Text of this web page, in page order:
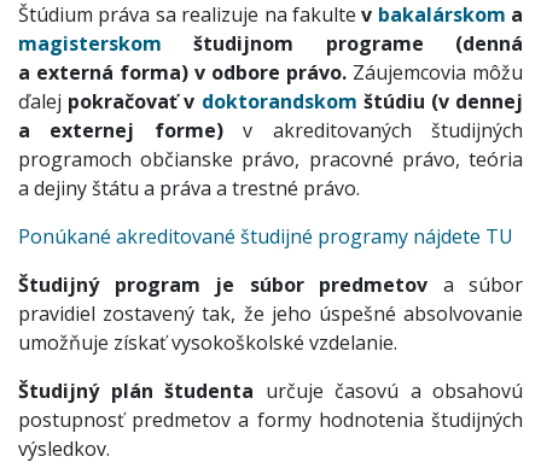
Štúdium práva sa realizuje na fakultev bakalárskom a
magisterskom študijnom programe (denná
a externá forma) v odbore právo. Záujemcovia môžu
ďalej pokračovať v doktorandskom štúdiu (v dennej
a externej forme)v akreditovaných študijných
programoch občianske právo, pracovné právo, teória
a dejiny štátu a práva a trestné právo.
Ponúkané akreditované študijné programy nájdete TU
Študijný program je súbor predmetov a súbor
pravidiel zostavený tak, že jeho úspešné absolvovanie
umožňuje získať vysokoškolské vzdelanie.
Študijný plán študenta určuje časovú a obsahovú
postupnosť predmetov a formy hodnotenia študijných
výsledkov.